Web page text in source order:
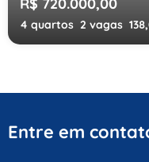
4 quartos 2 vagas
Entre em